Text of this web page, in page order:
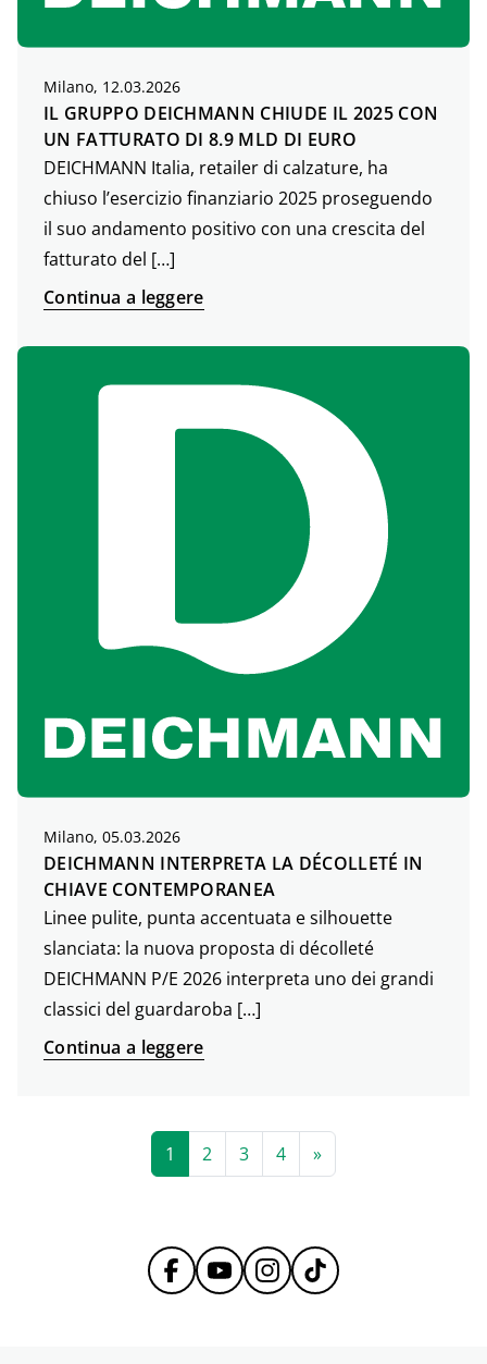
Milano, 12.03.2026
IL GRUPPO DEICHMANN CHIUDE IL 2025 CON
UN FATTURATO DI 8.9 MLD DI EURO
DEICHMANN Italia, retailer di calzature, ha
chiuso l’esercizio finanziario 2025 proseguendo
il suo andamento positivo con una crescita del
fatturato del […]
Continua a leggere
Milano, 05.03.2026
DEICHMANN INTERPRETA LA DÉCOLLETÉ IN
CHIAVE CONTEMPORANEA
Linee pulite, punta accentuata e silhouette
slanciata: la nuova proposta di décolleté
DEICHMANN P/E 2026 interpreta uno dei grandi
classici del guardaroba […]
Continua a leggere
1 2 3 4 »